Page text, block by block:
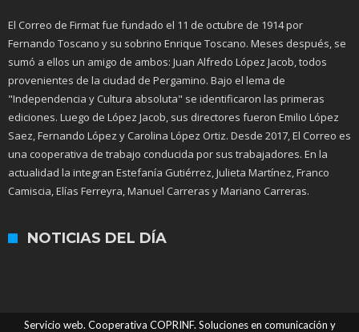
El Correo de Firmat fue fundado el 11 de octubre de 1914 por
Fernando Toscano y su sobrino Enrique Toscano. Meses después, se
sumó a ellos un amigo de ambos: Juan Alfredo López Jacob, todos
provenientes de la ciudad de Pergamino. Bajo el lema de
"Independencia y Cultura absoluta" se identificaron las primeras
ediciones. Luego de López Jacob, sus directores fueron Emilio López
Saez, Fernando López y Carolina López Ortiz. Desde 2017, El Correo es
una cooperativa de trabajo conducida por sus trabajadores. En la
actualidad la integran Estefanía Gutiérrez, Julieta Martínez, Franco
Camiscia, Elías Ferreyra, Manuel Carreras y Mariano Carreras.
NOTICIAS DEL DÍA
Servicio web. Cooperativa COPRINF. Soluciones en comunicación y